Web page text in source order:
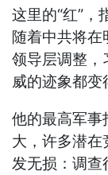
这里的“红”，
随着中共将在
领导层调整，
威的迹象都变
他的最高军事
大，许多潜在
发无损：调查